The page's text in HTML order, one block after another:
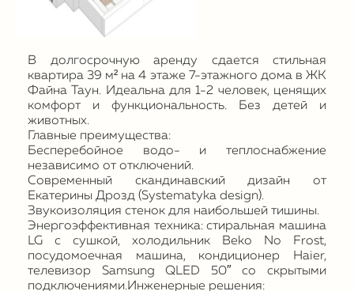
В долгосрочную аренду сдается стильная
квартира 39 м² на 4 этаже 7-этажного дома в ЖК
Файна Таун. Идеальна для 1-2 человек, ценящих
комфорт и функциональность. Без детей и
животных.
Главные преимущества:
Бесперебойное водо- и теплоснабжение
независимо от отключений.
Современный скандинавский дизайн от
Екатерины Дрозд (Systematyka design).
Звукоизоляция стенок для наибольшей тишины.
Энергоэффективная техника: стиральная машина
LG с сушкой, холодильник Beko No Frost,
посудомоечная машина, кондиционер Haier,
телевизор Samsung QLED 50″ со скрытыми
подключениями.Инженерные решения: